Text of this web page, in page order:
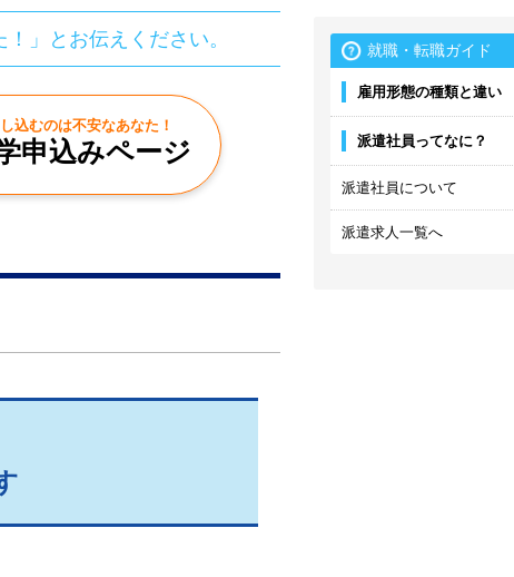
」とお伝えください。
込むのは不安なあなた！
申込みページ
就職・転職ガイド
雇用形態の種類と違い
派遣社員ってなに？
派遣社員について
派遣求人一覧へ